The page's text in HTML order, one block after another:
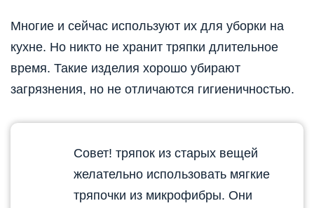
Многие и сейчас используют их для уборки на
кухне. Но никто не хранит тряпки длительное
время. Такие изделия хорошо убирают
загрязнения, но не отличаются гигиеничностью.
Совет! тряпок из старых вещей
желательно использовать мягкие
тряпочки из микрофибры. Они